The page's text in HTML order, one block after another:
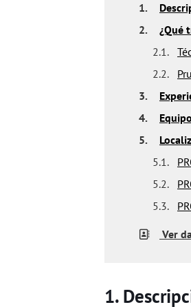
1.
2.
¿Qué
2.1.
2.2.
3.
4.
5.
5.1.
5.2.
5.3.
Ver